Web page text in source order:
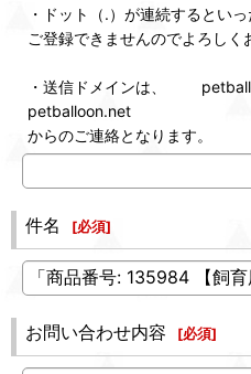
・ドット（.）が連続するとい
ご登録できませんのでよろしく
・送信ドメインは、
petballoon.net
からのご連絡となります。
件名 [必須]
お問い合わせ内容 [必須]